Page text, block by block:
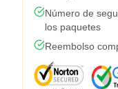
Número de
los paquetes
Reembolso